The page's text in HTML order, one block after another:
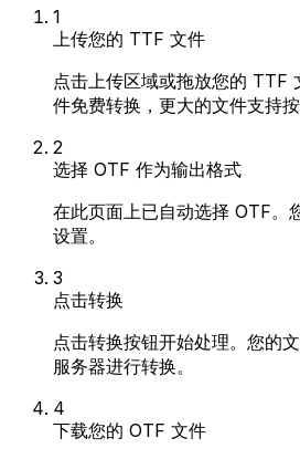
1
上传您的 TTF 文件
点击上传区域或拖放您的 TTF
件免费转换，更大的文件支持按
2
选择 OTF 作为输出格式
在此页面上已自动选择 OTF。
设置。
3
点击转换
点击转换按钮开始处理。您的
服务器进行转换。
4
下载您的 OTF 文件